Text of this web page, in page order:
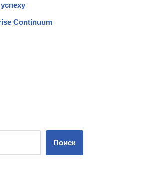
Continuum
Поиск